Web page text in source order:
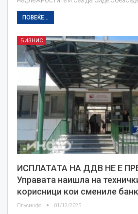
ПОВЕЌЕ...
БИЗНИС
ИСПЛАТАТА НА ДДВ НЕ Е
Управата наишла на
корисници кои смениле
Плусинфо 01/12/2025